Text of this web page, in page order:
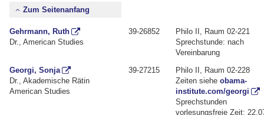
Zum Seitenanfang
Gehrmann, Ruth
Dr., American Studies
39-26852
Philo II, Raum 02-221
Sprechstunde: nach
Vereinbarung
Georgi, Sonja
Dr., Akademische Rätin
American Studies
39-27215
Philo II, Raum 02-228
Zeiten siehe obama-
institute.com/georgi
Sprechstunden
vorlesungsfreie Zeit: